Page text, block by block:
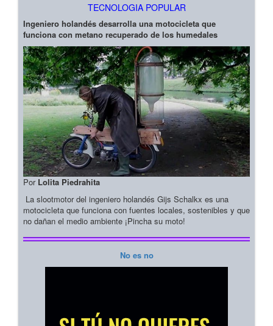
TECNOLOGIA POPULAR
Ingeniero holandés desarrolla una motocicleta que
funciona con metano recuperado de los humedales
Por Lolita Piedrahita
La slootmotor del ingeniero holandés Gijs Schalkx es una
motocicleta que funciona con fuentes locales, sostenibles y que
no dañan el medio ambiente ¡Pincha su moto!
No es no